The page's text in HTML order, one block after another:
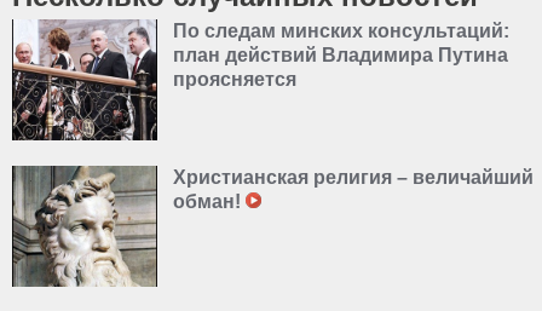
По следам минских консультаций:
план действий Владимира Путина
проясняется
Христианская религия – величайший
обман!